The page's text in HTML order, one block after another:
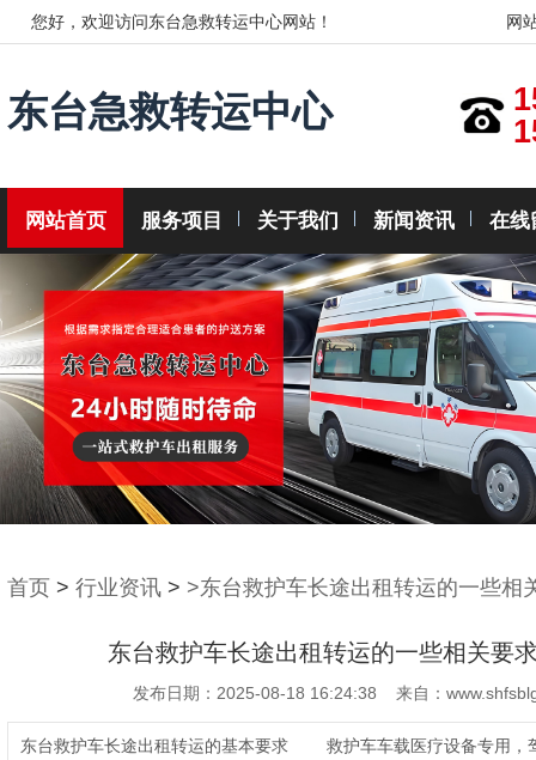
您好，欢迎访问东台急救转运中心网站！ 网
东台急救转运中心
网站首页 服务项目 关于我们 新闻资讯 在线
首页 > 行业资讯 > >东台救护车长途出租转运的一些相
东台救护车长途出租转运的一些相关要
发布日期：2025-08-18 16:24:38 来自：
东台救护车长途出租转运的基本要求 救护车车载医疗设备专用，